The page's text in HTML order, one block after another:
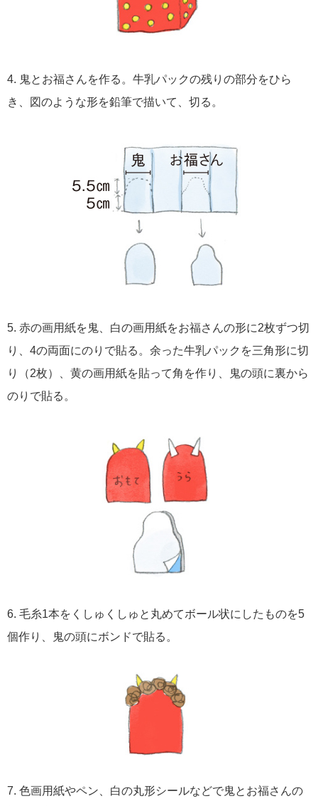
4. 鬼とお福さんを作る。牛乳パックの残りの部分をひら
き、図のような形を鉛筆で描いて、切る。
5. 赤の画用紙を鬼、白の画用紙をお福さんの形に2枚ずつ切
り、4の両面にのりで貼る。余った牛乳パックを三角形に切
り（2枚）、黄の画用紙を貼って角を作り、鬼の頭に裏から
のりで貼る。
6. 毛糸1本をくしゅくしゅと丸めてボール状にしたものを5
個作り、鬼の頭にボンドで貼る。
7. 色画用紙やペン、白の丸形シールなどで鬼とお福さんの